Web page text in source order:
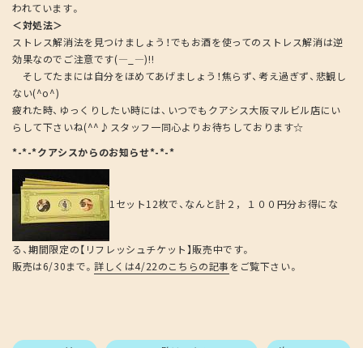
われています。
＜対処法＞
ストレス解消法を見つけましょう！でもお酒を使ってのストレス解消は逆
効果なのでご注意です(―_―)!!
そしてたまには自分をほめてあげましょう！焦らず、考え過ぎず、悲観し
ない(^o^)
疲れた時、ゆっくりしたい時には、いつでもクアシス大阪マルビル店にい
らして下さいね(^^♪スタッフ一同心よりお待ちしております☆
*-*-*クアシスからのお知らせ*-*-*
1セット12枚で、なんと計２，１００円分お得にな
る、期間限定の【リフレッシュチケット】販売中です。
販売は6/30まで。詳しくは4/22のこちらの記事をご覧下さい。